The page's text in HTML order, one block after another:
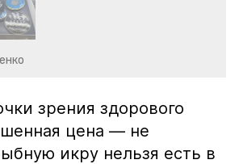
зрения здорового
цена — не
икру нельзя есть в